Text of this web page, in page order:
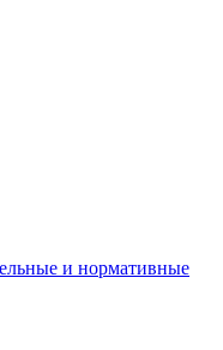
и нормативные